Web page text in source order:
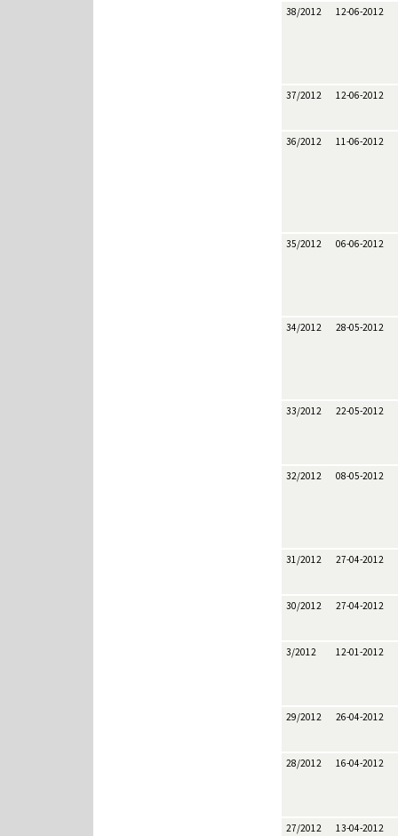
38/2012 12-06-2012
37/2012 12-06-2012
36/2012 11-06-2012
35/2012 06-06-2012
34/2012 28-05-2012
33/2012 22-05-2012
32/2012 08-05-2012
31/2012 27-04-2012
30/2012 27-04-2012
3/2012 12-01-2012
29/2012 26-04-2012
28/2012 16-04-2012
27/2012 13-04-2012